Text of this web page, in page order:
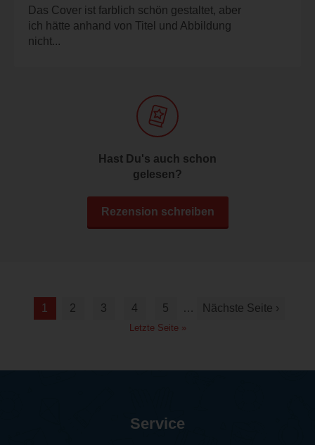
Das Cover ist farblich schön gestaltet, aber
ich hätte anhand von Titel und Abbildung
nicht...
Hast Du's auch schon
gelesen?
Rezension schreiben
1 2 3 4 5 … Nächste Seite ›
Letzte Seite »
Service